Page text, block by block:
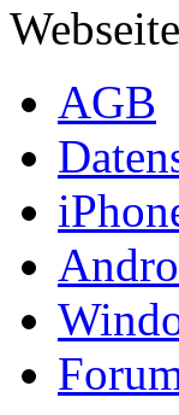
Webseite
AGB